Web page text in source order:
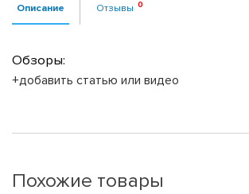
Описание Отзывы
Обзоры:
+добавить статью или видео
Похожие товары